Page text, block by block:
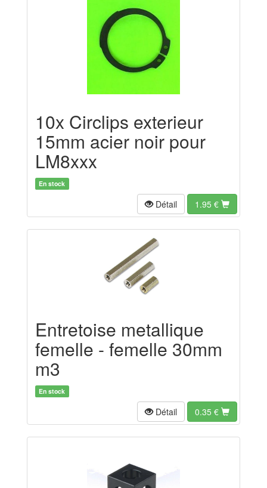
10x Circlips exterieur
15mm acier noir pour
LM8xxx
En stock
Détail 1.95 €
Entretoise metallique
femelle - femelle 30mm
m3
En stock
Détail 0.35 €